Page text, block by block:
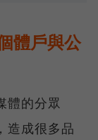
體戶與公
體的分眾
造成很多品